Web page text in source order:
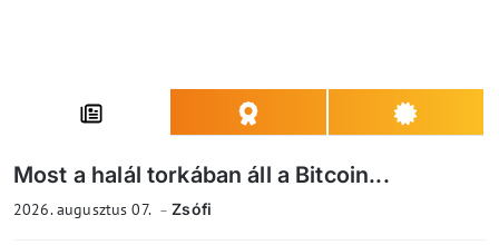
Most a halál torkában áll a Bitcoin...
2026. augusztus 07. Zsófi